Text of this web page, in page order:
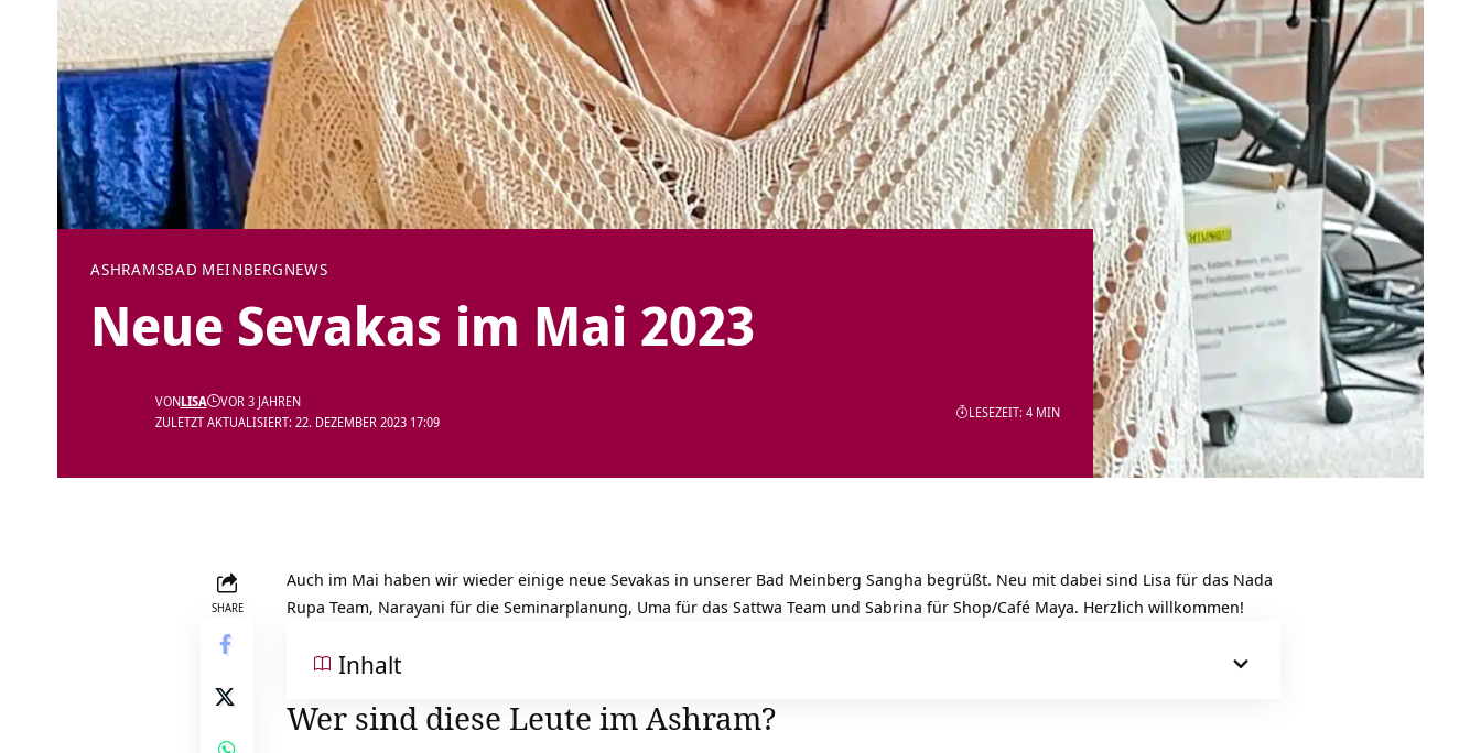
ASHRAMSBAD MEINBERGNEWS
Neue Sevakas im Mai 2023
ZULETZT AKTUALISIERT: 22. DEZEMBER 2023 17:09
VONLISA VOR 3 JAHREN
LESEZEIT: 4 MIN
SHARE
Auch im Mai haben wir wieder einige neue Sevakas in unserer Bad Meinberg Sangha begrüßt. Neu mit dabei sind Lisa für das Nada
Rupa Team, Narayani für die Seminarplanung, Uma für das Sattwa Team und Sabrina für Shop/Café Maya. Herzlich willkommen!
Inhalt
Wer sind diese Leute im Ashram?